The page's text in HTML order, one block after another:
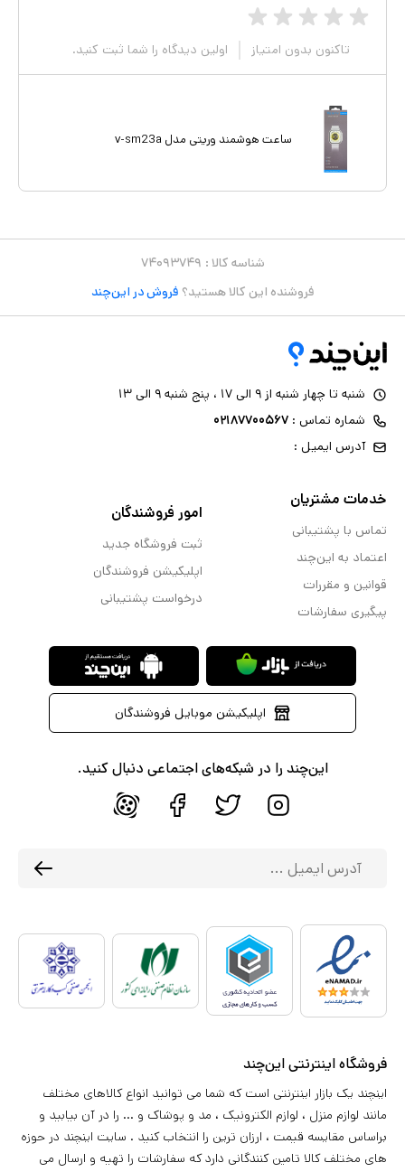
تاکنون بدون امتیاز اولین دیدگاه را شما ثبت کنید.
ساعت هوشمند وریتی مدل v-sm23a
شناسه کالا : ۷۴۰۹۳۷۴۹
فروشنده این کالا هستید؟ فروش در این‌چند
شنبه تا چهار شنبه از ۹ الی ۱۷ ، پنج شنبه ۹ الی ۱۳
شماره تماس : ۰۲۱۸۷۷۰۰۵۶۷
آدرس ایمیل :
خدمات مشتریان
تماس با پشتیبانی
اعتماد به این‌چند
قوانین و مقررات
پیگیری سفارشات
امور فروشندگان
ثبت فروشگاه جدید
اپلیکیشن فروشندگان
درخواست پشتیبانی
اپلیکیشن موبایل فروشندگان
این‌چند را در شبکه‌های اجتماعی دنبال کنید.
فروشگاه اینترنتی این‌چند
اینچند یک بازار اینترنتی است که شما می توانید انواع کالاهای مختلف
مانند لوازم منزل ، لوازم الکترونیک ، مد و پوشاک و ... را در آن بیابید و
براساس مقایسه قیمت ، ارزان ترین را انتخاب کنید . سایت اینچند در حوزه
های مختلف کالا تامین کنندگانی دارد که سفارشات را تهیه و ارسال می